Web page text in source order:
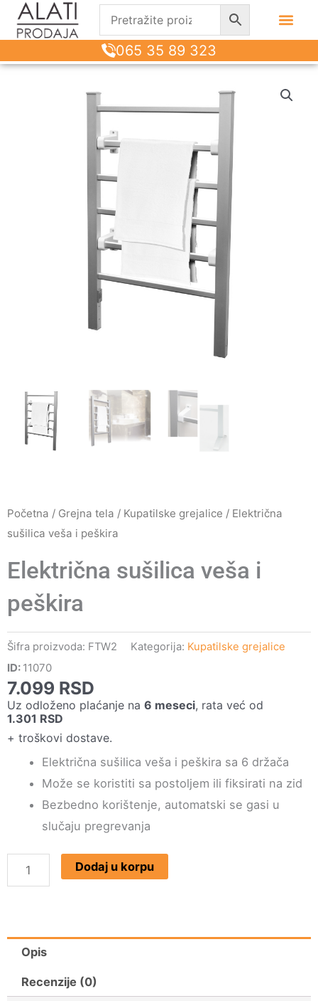
065 35 89 323
Početna / Grejna tela / Kupatilske grejalice / Električna
sušilica veša i peškira
Električna sušilica veša i
peškira
Šifra proizvoda: FTW2 Kategorija: Kupatilske grejalice
ID: 11070
7.099 RSD
Uz odloženo plaćanje na 6 meseci, rata već od
1.301 RSD
+ troškovi dostave.
Električna sušilica veša i peškira sa 6 držača
Može se koristiti sa postoljem ili fiksirati na zid
Bezbedno korištenje, automatski se gasi u
slučaju pregrevanja
Električna
sušilica
peškira
Dodaj u korpu
Opis
Recenzije (0)